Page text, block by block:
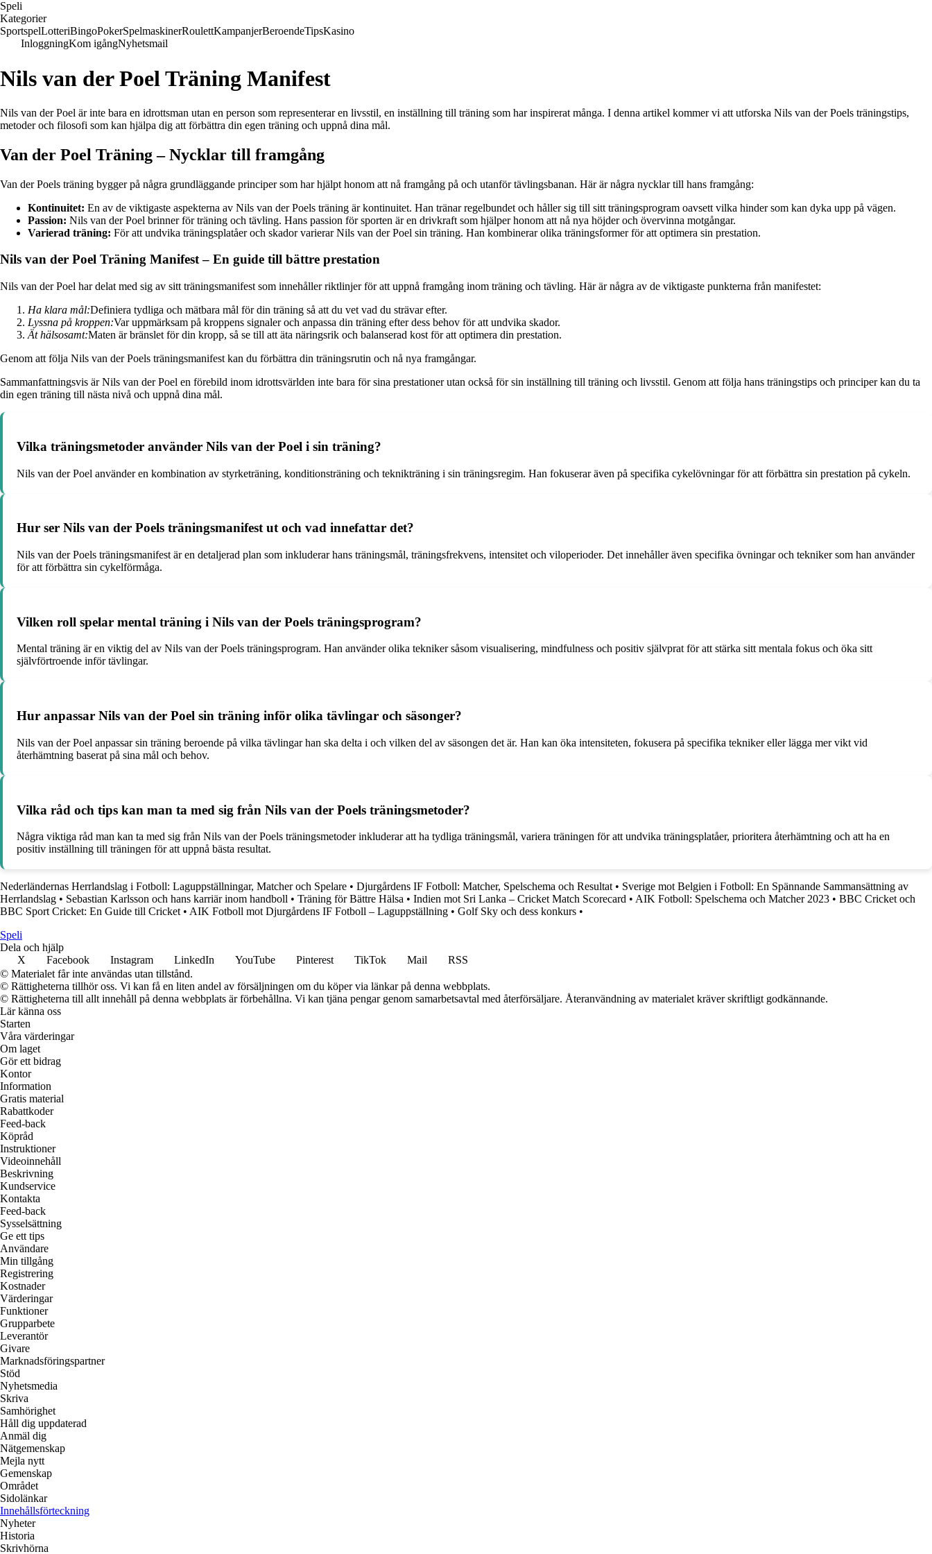
Speli
Kategorier
SportspelLotteriBingoPokerSpelmaskinerRoulettKampanjerBeroendeTipsKasino
InloggningKom igångNyhetsmail
Nils van der Poel Träning Manifest
Nils van der Poel är inte bara en idrottsman utan en person som representerar en livsstil, en inställning till träning som har inspirerat många. I denna artikel kommer vi att utforska Nils van der Poels träningstips,
metoder och filosofi som kan hjälpa dig att förbättra din egen träning och uppnå dina mål.
Van der Poel Träning – Nycklar till framgång
Van der Poels träning bygger på några grundläggande principer som har hjälpt honom att nå framgång på och utanför tävlingsbanan. Här är några nycklar till hans framgång:
Kontinuitet: En av de viktigaste aspekterna av Nils van der Poels träning är kontinuitet. Han tränar regelbundet och håller sig till sitt träningsprogram oavsett vilka hinder som kan dyka upp på vägen.
Passion: Nils van der Poel brinner för träning och tävling. Hans passion för sporten är en drivkraft som hjälper honom att nå nya höjder och övervinna motgångar.
Varierad träning: För att undvika träningsplatåer och skador varierar Nils van der Poel sin träning. Han kombinerar olika träningsformer för att optimera sin prestation.
Nils van der Poel Träning Manifest – En guide till bättre prestation
Nils van der Poel har delat med sig av sitt träningsmanifest som innehåller riktlinjer för att uppnå framgång inom träning och tävling. Här är några av de viktigaste punkterna från manifestet:
Ha klara mål:Definiera tydliga och mätbara mål för din träning så att du vet vad du strävar efter.
Lyssna på kroppen:Var uppmärksam på kroppens signaler och anpassa din träning efter dess behov för att undvika skador.
Ät hälsosamt:Maten är bränslet för din kropp, så se till att äta näringsrik och balanserad kost för att optimera din prestation.
Genom att följa Nils van der Poels träningsmanifest kan du förbättra din träningsrutin och nå nya framgångar.
Sammanfattningsvis är Nils van der Poel en förebild inom idrottsvärlden inte bara för sina prestationer utan också för sin inställning till träning och livsstil. Genom att följa hans träningstips och principer kan du ta
din egen träning till nästa nivå och uppnå dina mål.
Vilka träningsmetoder använder Nils van der Poel i sin träning?
Nils van der Poel använder en kombination av styrketräning, konditionsträning och teknikträning i sin träningsregim. Han fokuserar även på specifika cykelövningar för att förbättra sin prestation på cykeln.
Hur ser Nils van der Poels träningsmanifest ut och vad innefattar det?
Nils van der Poels träningsmanifest är en detaljerad plan som inkluderar hans träningsmål, träningsfrekvens, intensitet och viloperioder. Det innehåller även specifika övningar och tekniker som han använder
för att förbättra sin cykelförmåga.
Vilken roll spelar mental träning i Nils van der Poels träningsprogram?
Mental träning är en viktig del av Nils van der Poels träningsprogram. Han använder olika tekniker såsom visualisering, mindfulness och positiv självprat för att stärka sitt mentala fokus och öka sitt
självförtroende inför tävlingar.
Hur anpassar Nils van der Poel sin träning inför olika tävlingar och säsonger?
Nils van der Poel anpassar sin träning beroende på vilka tävlingar han ska delta i och vilken del av säsongen det är. Han kan öka intensiteten, fokusera på specifika tekniker eller lägga mer vikt vid
återhämtning baserat på sina mål och behov.
Vilka råd och tips kan man ta med sig från Nils van der Poels träningsmetoder?
Några viktiga råd man kan ta med sig från Nils van der Poels träningsmetoder inkluderar att ha tydliga träningsmål, variera träningen för att undvika träningsplatåer, prioritera återhämtning och att ha en
positiv inställning till träningen för att uppnå bästa resultat.
Nederländernas Herrlandslag i Fotboll: Laguppställningar, Matcher och Spelare • Djurgårdens IF Fotboll: Matcher, Spelschema och Resultat • Sverige mot Belgien i Fotboll: En Spännande Sammansättning av
Herrlandslag • Sebastian Karlsson och hans karriär inom handboll • Träning för Bättre Hälsa • Indien mot Sri Lanka – Cricket Match Scorecard • AIK Fotboll: Spelschema och Matcher 2023 • BBC Cricket och
BBC Sport Cricket: En Guide till Cricket • AIK Fotboll mot Djurgårdens IF Fotboll – Laguppställning • Golf Sky och dess konkurs •
Speli
Dela och hjälp
X
Facebook Instagram LinkedIn YouTube Pinterest TikTok Mail
RSS
© Materialet får inte användas utan tillstånd.
© Rättigheterna tillhör oss. Vi kan få en liten andel av försäljningen om du köper via länkar på denna webbplats.
© Rättigheterna till allt innehåll på denna webbplats är förbehållna. Vi kan tjäna pengar genom samarbetsavtal med återförsäljare. Återanvändning av materialet kräver skriftligt godkännande.
Lär känna oss
Starten
Våra värderingar
Om laget
Gör ett bidrag
Kontor
Information
Gratis material
Rabattkoder
Feed-back
Köpråd
Instruktioner
Videoinnehåll
Beskrivning
Kundservice
Kontakta
Feed-back
Sysselsättning
Ge ett tips
Användare
Min tillgång
Registrering
Kostnader
Värderingar
Funktioner
Grupparbete
Leverantör
Givare
Marknadsföringspartner
Stöd
Nyhetsmedia
Skriva
Samhörighet
Håll dig uppdaterad
Anmäl dig
Nätgemenskap
Mejla nytt
Gemenskap
Området
Sidolänkar
Innehållsförteckning
Nyheter
Historia
Skrivhörna